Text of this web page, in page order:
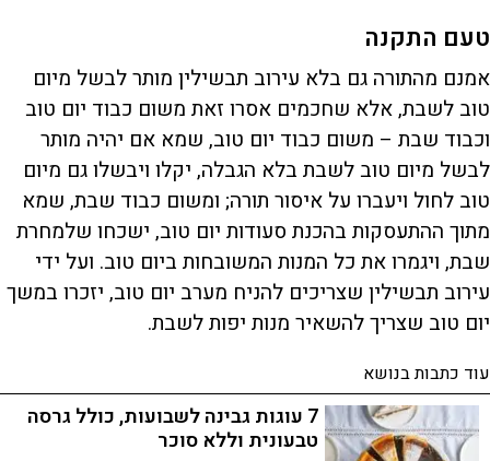
טעם התקנה
אמנם מהתורה גם בלא עירוב תבשילין מותר לבשל מיום
טוב לשבת, אלא שחכמים אסרו זאת משום כבוד יום טוב
וכבוד שבת – משום כבוד יום טוב, שמא אם יהיה מותר
לבשל מיום טוב לשבת בלא הגבלה, יקלו ויבשלו גם מיום
טוב לחול ויעברו על איסור תורה; ומשום כבוד שבת, שמא
מתוך ההתעסקות בהכנת סעודות יום טוב, ישכחו שלמחרת
שבת, ויגמרו את כל המנות המשובחות ביום טוב. ועל ידי
עירוב תבשילין שצריכים להניח מערב יום טוב, יזכרו במשך
יום טוב שצריך להשאיר מנות יפות לשבת.
עוד כתבות בנושא
7 עוגות גבינה לשבועות, כולל גרסה
טבעונית וללא סוכר